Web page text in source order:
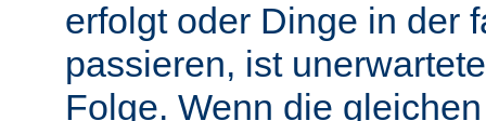
erfolgt oder Dinge in der
passieren, ist
Folge. Wenn die